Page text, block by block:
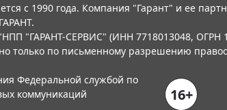
с 1990 года. Компания "Гарант" и ее
"ГАРАНТ-СЕРВИС" (ИНН 7718013048, ОГРН
только по письменному разрешению
Федеральной службой по
коммуникаций
16+